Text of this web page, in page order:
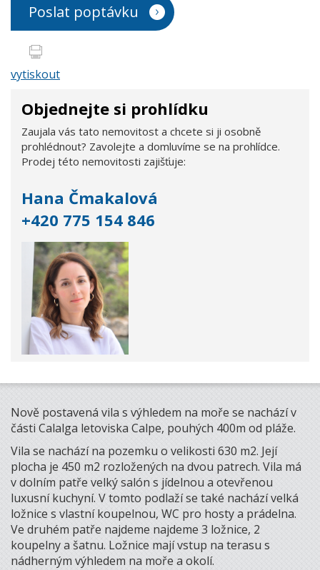
Poslat poptávku
vytiskout
Objednejte si prohlídku
Zaujala vás tato nemovitost a chcete si ji osobně
prohlédnout? Zavolejte a domluvíme se na prohlídce.
Prodej této nemovitosti zajišťuje:
Hana Čmakalová
+420 775 154 846
Nově postavená vila s výhledem na moře se nachází v
části Calalga letoviska Calpe, pouhých 400m od pláže.
Vila se nachází na pozemku o velikosti 630 m2. Její
plocha je 450 m2 rozložených na dvou patrech. Vila má
v dolním patře velký salón s jídelnou a otevřenou
luxusní kuchyní. V tomto podlaží se také nachází velká
ložnice s vlastní koupelnou, WC pro hosty a prádelna.
Ve druhém patře najdeme najdeme 3 ložnice, 2
koupelny a šatnu. Ložnice mají vstup na terasu s
nádherným výhledem na moře a okolí.